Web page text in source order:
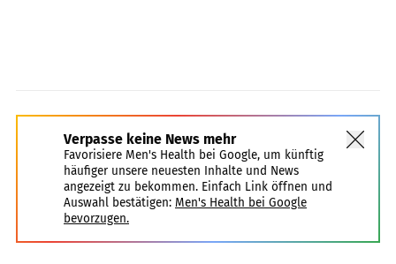
Verpasse keine News mehr
Favorisiere Men's Health bei Google, um künftig
häufiger unsere neuesten Inhalte und News
angezeigt zu bekommen. Einfach Link öffnen und
Auswahl bestätigen: Men's Health bei Google
bevorzugen.